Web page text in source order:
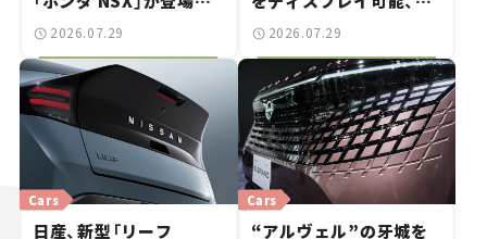
世界が注目す
とホビー】
2026.07.29
別な「日産 GT-R
とホビー】
2026.07.29
Cars
日産、新型「リーフ
Cars
“アルヴェル”の牙城を